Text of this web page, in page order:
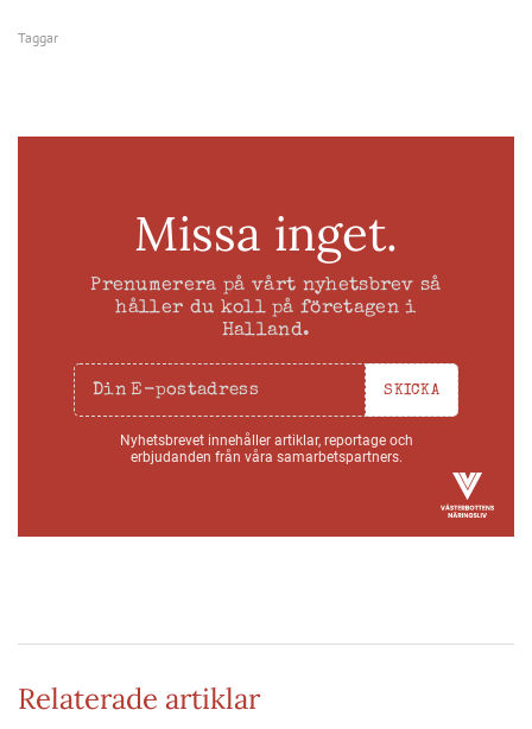
Taggar
Missa inget.
Prenumerera på vårt nyhetsbrev så
håller du koll på företagen i
Halland.
SKICKA
Nyhetsbrevet innehåller artiklar, reportage och
erbjudanden från våra samarbetspartners.
Relaterade artiklar